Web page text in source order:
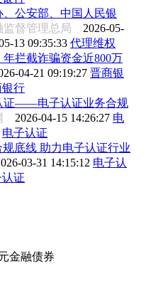
公安部、中国人民银
监督管理总局 2026-05-
13 09:35:33 代理维权
拦截诈骗资金近800万
04-21 09:19:27 晋商银
行
证——电子认证业务合规
2026-04-15 14:26:27 电
电子认证
底线 助力电子认证行业
03-31 14:15:12 电子认
证
金融债券